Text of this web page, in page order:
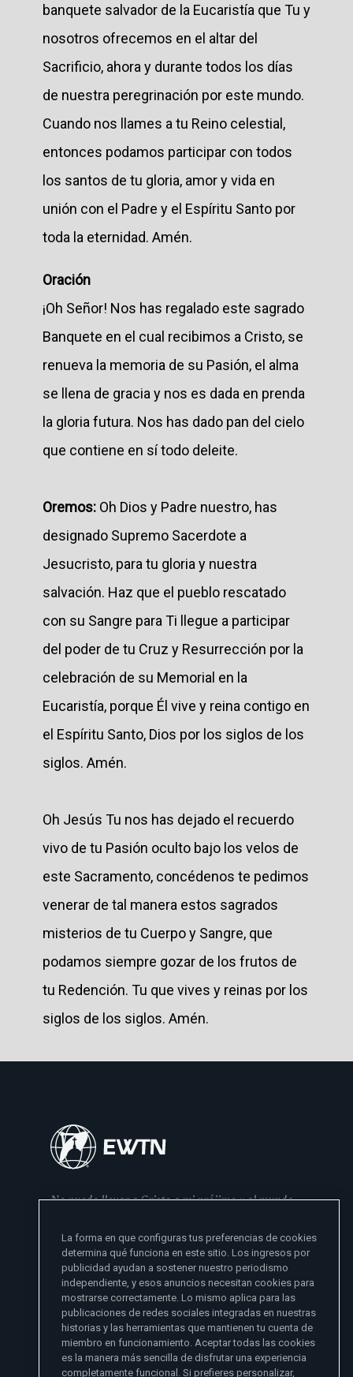
banquete salvador de la Eucaristía que Tu y
nosotros ofrecemos en el altar del
Sacrificio, ahora y durante todos los días
de nuestra peregrinación por este mundo.
Cuando nos llames a tu Reino celestial,
entonces podamos participar con todos
los santos de tu gloria, amor y vida en
unión con el Padre y el Espíritu Santo por
toda la eternidad. Amén.
Oración
¡Oh Señor! Nos has regalado este sagrado
Banquete en el cual recibimos a Cristo, se
renueva la memoria de su Pasión, el alma
se llena de gracia y nos es dada en prenda
la gloria futura. Nos has dado pan del cielo
que contiene en sí todo deleite.
Oremos: Oh Dios y Padre nuestro, has
designado Supremo Sacerdote a
Jesucristo, para tu gloria y nuestra
salvación. Haz que el pueblo rescatado
con su Sangre para Ti llegue a participar
del poder de tu Cruz y Resurrección por la
celebración de su Memorial en la
Eucaristía, porque Él vive y reina contigo en
el Espíritu Santo, Dios por los siglos de los
siglos. Amén.
Oh Jesús Tu nos has dejado el recuerdo
vivo de tu Pasión oculto bajo los velos de
este Sacramento, concédenos te pedimos
venerar de tal manera estos sagrados
misterios de tu Cuerpo y Sangre, que
podamos siempre gozar de los frutos de
tu Redención. Tu que vives y reinas por los
siglos de los siglos. Amén.
No puedo llevar a Cristo a mi prójimo y al mundo
- Madre Angelica
Sitios de noticias EWTN
La forma en que configuras tus preferencias de cookies
determina qué funciona en este sitio. Los ingresos por
publicidad ayudan a sostener nuestro periodismo
independiente, y esos anuncios necesitan cookies para
mostrarse correctamente. Lo mismo aplica para las
publicaciones de redes sociales integradas en nuestras
historias y las herramientas que mantienen tu cuenta de
miembro en funcionamiento. Aceptar todas las cookies
es la manera más sencilla de disfrutar una experiencia
completamente funcional. Si prefieres personalizar,